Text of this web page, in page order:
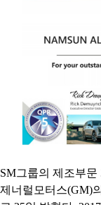
SM그룹의 제조부
제너럴모터스(GM)